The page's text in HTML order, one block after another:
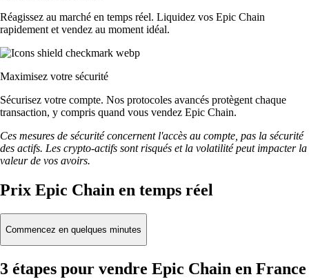
Réagissez au marché en temps réel. Liquidez vos Epic Chain
rapidement et vendez au moment idéal.
Maximisez votre sécurité
Sécurisez votre compte. Nos protocoles avancés protègent chaque
transaction, y compris quand vous vendez Epic Chain.
Ces mesures de sécurité concernent l'accès au compte, pas la sécurité
des actifs. Les crypto-actifs sont risqués et la volatilité peut impacter la
valeur de vos avoirs.
Prix Epic Chain en temps réel
Commencez en quelques minutes
3 étapes pour vendre Epic Chain en France